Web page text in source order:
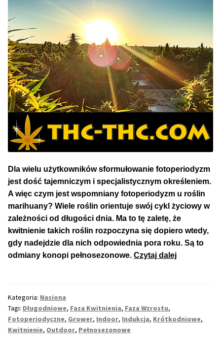
Dla wielu użytkowników sformułowanie fotoperiodyzm
jest dość tajemniczym i specjalistycznym określeniem.
A więc czym jest wspomniany fotoperiodyzm u roślin
marihuany? Wiele roślin orientuje swój cykl życiowy w
zależności od długości dnia. Ma to tę zaletę, że
kwitnienie takich roślin rozpoczyna się dopiero wtedy,
gdy nadejdzie dla nich odpowiednia pora roku. Są to
odmiany konopi pełnosezonowe. Czytaj dalejCo
Roślin
Kategoria: Nasiona
Tagi: Długodniowe, Faza Kwitnienia, Faza Wzrostu,
Fotoperiodyczne, Grower, Indoor, Indukcja, Krótkodniowe,
Kwitnienie, Outdoor, Pełnosezonowe